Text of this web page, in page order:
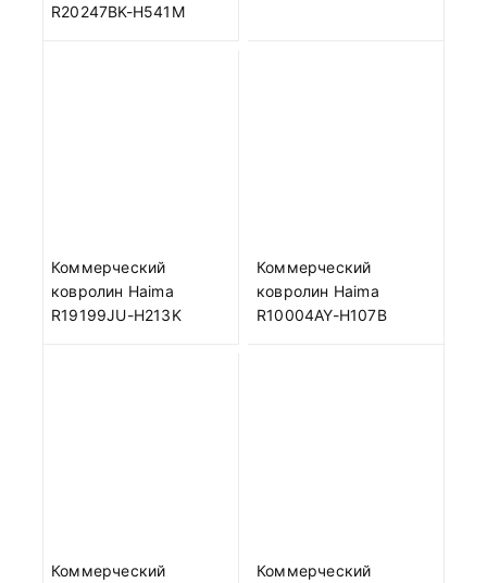
R20247BK-H541M
Коммерческий
ковролин Haima
R19199JU-H213K
Коммерческий
ковролин Haima
R10004AY-H107B
Коммерческий
Коммерческий